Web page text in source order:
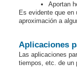
Aportan
Es evidente que
aproximación a
Aplicaciones
Las aplicaciones
tiempos, etc. de un